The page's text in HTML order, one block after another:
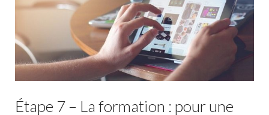
Étape 7 – La formation : pour une